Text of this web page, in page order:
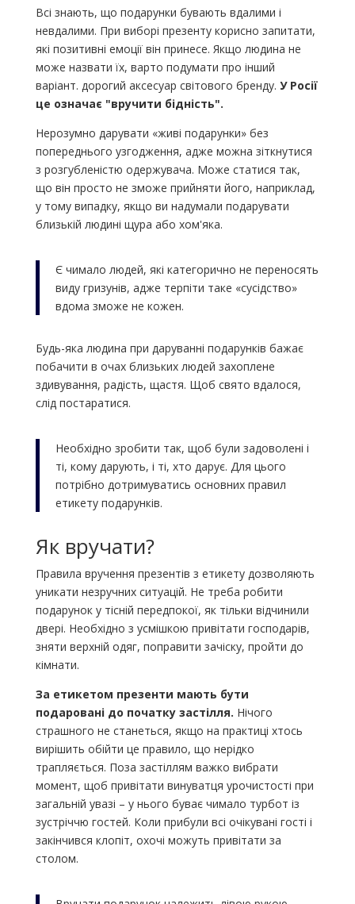
Всі знають, що подарунки бувають вдалими і
невдалими. При виборі презенту корисно запитати,
які позитивні емоції він принесе. Якщо людина не
може назвати їх, варто подумати про інший
варіант. дорогий аксесуар світового бренду. У Росії
це означає "вручити бідність".
Нерозумно дарувати «живі подарунки» без
попереднього узгодження, адже можна зіткнутися
з розгубленістю одержувача. Може статися так,
що він просто не зможе прийняти його, наприклад,
у тому випадку, якщо ви надумали подарувати
близькій людині щура або хом'яка.
Є чимало людей, які категорично не переносять
виду гризунів, адже терпіти таке «сусідство»
вдома зможе не кожен.
Будь-яка людина при даруванні подарунків бажає
побачити в очах близьких людей захоплене
здивування, радість, щастя. Щоб свято вдалося,
слід постаратися.
Необхідно зробити так, щоб були задоволені і
ті, кому дарують, і ті, хто дарує. Для цього
потрібно дотримуватись основних правил
етикету подарунків.
Як вручати?
Правила вручення презентів з етикету дозволяють
уникати незручних ситуацій. Не треба робити
подарунок у тісній передпокої, як тільки відчинили
двері. Необхідно з усмішкою привітати господарів,
зняти верхній одяг, поправити зачіску, пройти до
кімнати.
За етикетом презенти мають бути
подаровані до початку застілля. Нічого
страшного не станеться, якщо на практиці хтось
вирішить обійти це правило, що нерідко
трапляється. Поза застіллям важко вибрати
момент, щоб привітати винуватця урочистості при
загальній увазі – у нього буває чимало турбот із
зустріччю гостей. Коли прибули всі очікувані гості і
закінчився клопіт, охочі можуть привітати за
столом.